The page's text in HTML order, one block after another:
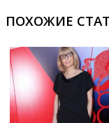
ПОХОЖИЕ